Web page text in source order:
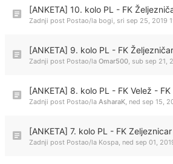
[ANKETA] 10. kolo PL - FK
Zadnji post Postao/la bogi, sri sep 25, 2019
[ANKETA] 9. kolo PL - FK
Zadnji post Postao/la Omar500, sub sep 21,
[ANKETA] 8. kolo PL - FK Velež -
Zadnji post Postao/la AsharaK, ned sep 15,
[ANKETA] 7. kolo PL - FK
Zadnji post Postao/la Kospa, ned sep 01,